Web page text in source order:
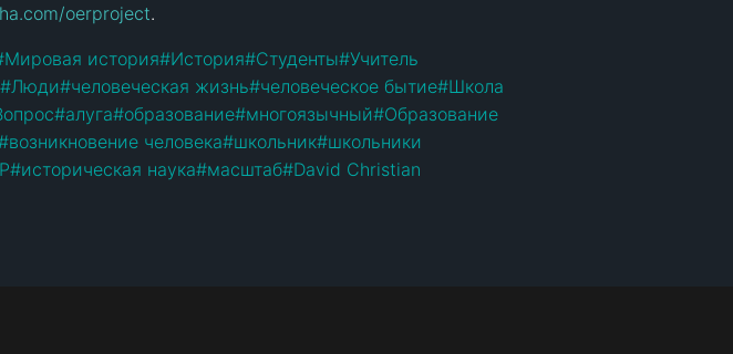
oerproject.
Мировая история#История#Студенты#Учитель
#Люди#человеческая жизнь#человеческое бытие#Школа
#алуга#образование#многоязычный#Образование
возникновение человека#школьник#школьники
#историческая наука#масштаб#David Christian